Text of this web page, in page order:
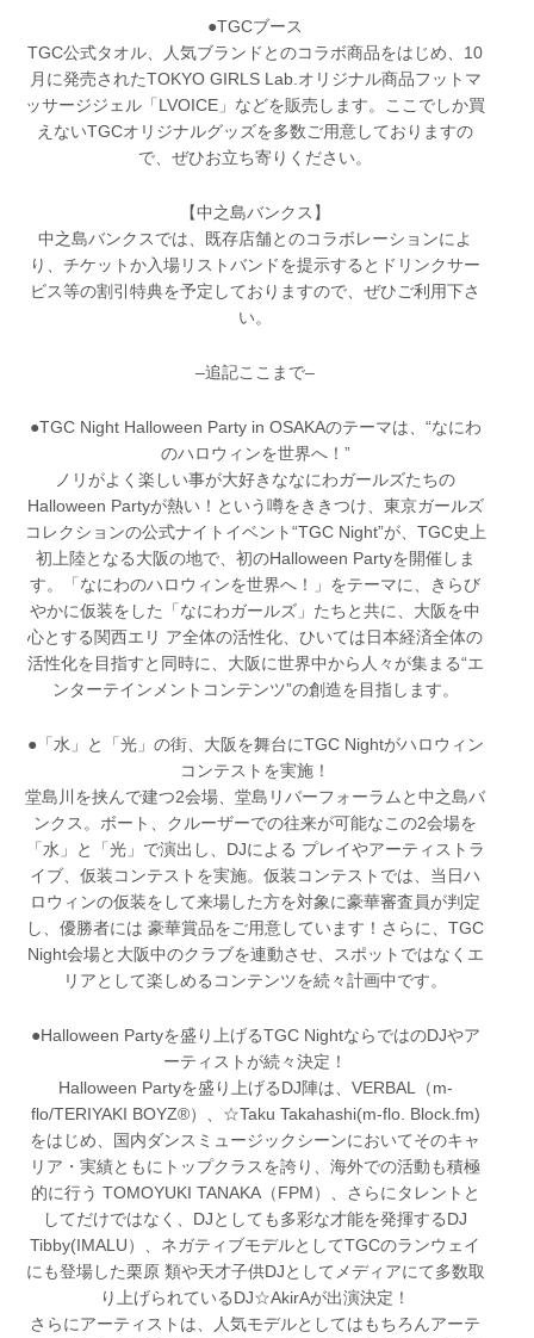
●TGCブース
TGC公式タオル、人気ブランドとのコラボ商品をはじめ、10
月に発売されたTOKYO GIRLS Lab.オリジナル商品フットマ
ッサージジェル「LVOICE」などを販売します。ここでしか買
えないTGCオリジナルグッズを多数ご用意しておりますの
で、ぜひお立ち寄りください。
【中之島バンクス】
中之島バンクスでは、既存店舗とのコラボレーションによ
り、チケットか入場リストバンドを提示するとドリンクサー
ビス等の割引特典を予定しておりますので、ぜひご利用下さ
い。
–追記ここまで–
●TGC Night Halloween Party in OSAKAのテーマは、“なにわ
のハロウィンを世界へ！”
ノリがよく楽しい事が大好きななにわガールズたちの
Halloween Partyが熱い！という噂をききつけ、東京ガールズ
コレクションの公式ナイトイベント“TGC Night”が、TGC史上
初上陸となる大阪の地で、初のHalloween Partyを開催しま
す。「なにわのハロウィンを世界へ！」をテーマに、きらび
やかに仮装をした「なにわガールズ」たちと共に、大阪を中
心とする関西エリ ア全体の活性化、ひいては日本経済全体の
活性化を目指すと同時に、大阪に世界中から人々が集まる“エ
ンターテインメントコンテンツ”の創造を目指します。
●「水」と「光」の街、大阪を舞台にTGC Nightがハロウィン
コンテストを実施！
堂島川を挟んで建つ2会場、堂島リバーフォーラムと中之島バ
ンクス。ボート、クルーザーでの往来が可能なこの2会場を
「水」と「光」で演出し、DJによる プレイやアーティストラ
イブ、仮装コンテストを実施。仮装コンテストでは、当日ハ
ロウィンの仮装をして来場した方を対象に豪華審査員が判定
し、優勝者には 豪華賞品をご用意しています！さらに、TGC
Night会場と大阪中のクラブを連動させ、スポットではなくエ
リアとして楽しめるコンテンツを続々計画中です。
●Halloween Partyを盛り上げるTGC NightならではのDJやア
ーティストが続々決定！
Halloween Partyを盛り上げるDJ陣は、VERBAL（m-
flo/TERIYAKI BOYZ®）、☆Taku Takahashi(m-flo. Block.fm)
をはじめ、国内ダンスミュージックシーンにおいてそのキャ
リア・実績ともにトップクラスを誇り、海外での活動も積極
的に行う TOMOYUKI TANAKA（FPM）、さらにタレントと
してだけではなく、DJとしても多彩な才能を発揮するDJ
Tibby(IMALU）、ネガティブモデルとしてTGCのランウェイ
にも登場した栗原 類や天才子供DJとしてメディアにて多数取
り上げられているDJ☆AkirAが出演決定！
さらにアーティストは、人気モデルとしてはもちろんアーテ